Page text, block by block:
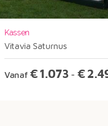
Kassen
Vitavia Saturnus
Vanaf €1.073 - €